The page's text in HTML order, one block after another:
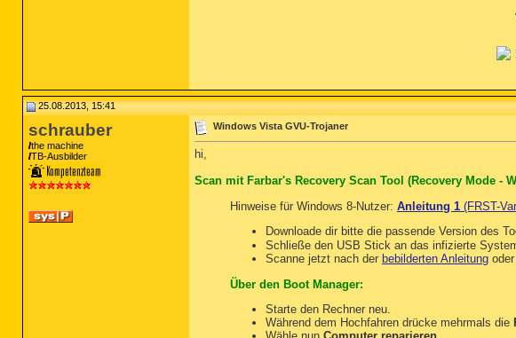
25.08.2013, 15:41
schrauber
the machine
TB-Ausbilder
Windows Vista GVU-Trojaner
hi,
Scan mit Farbar's Recovery Scan Tool (Recovery Mode -
Hinweise für Windows 8-Nutzer: Anleitung 1 (FRST-
Downloade dir bitte die passende Version des
Schließe den USB Stick an das infizierte
Scanne jetzt nach der bebilderten Anleitung
Über den Boot Manager:
Starte den Rechner neu.
Während dem Hochfahren drücke mehrmals die